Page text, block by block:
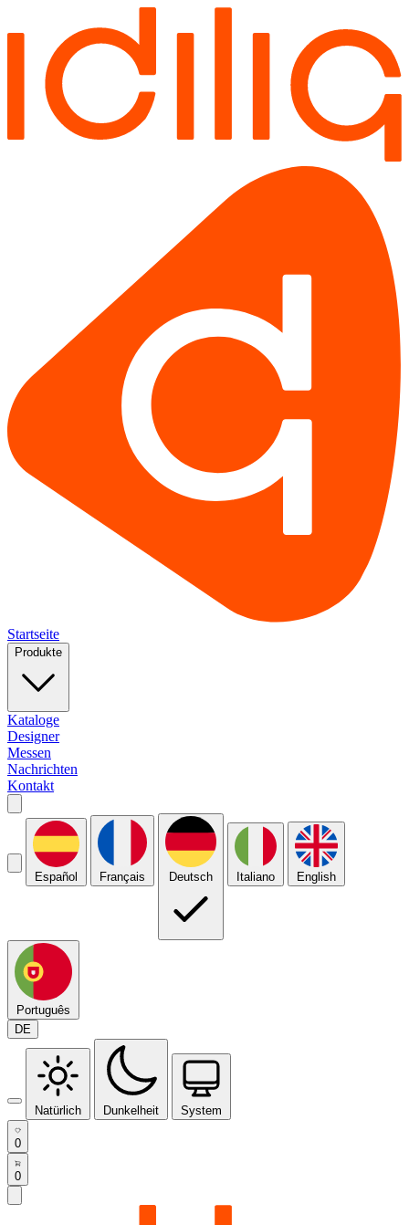
Startseite
Produkte
Kataloge
Designer
Messen
Nachrichten
Kontakt
Español Français Deutsch Italiano English
Português
DE
Natürlich Dunkelheit System
0
0